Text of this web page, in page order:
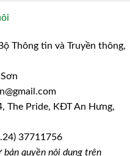
Thông tin và Truyền thông,
The Pride, KĐT An Hưng,
37711756
bản quyền nội dung trên